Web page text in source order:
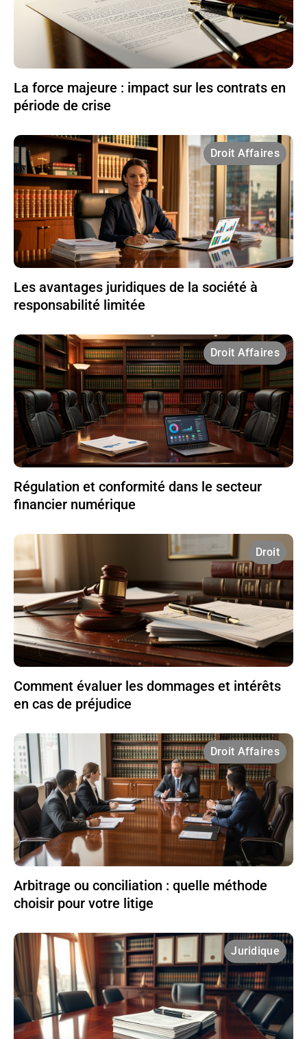
La force majeure : impact sur les contrats en
période de crise
Droit Affaires
Les avantages juridiques de la société à
responsabilité limitée
Droit Affaires
Régulation et conformité dans le secteur
financier numérique
Droit
Comment évaluer les dommages et intérêts
en cas de préjudice
Droit Affaires
Arbitrage ou conciliation : quelle méthode
choisir pour votre litige
Juridique